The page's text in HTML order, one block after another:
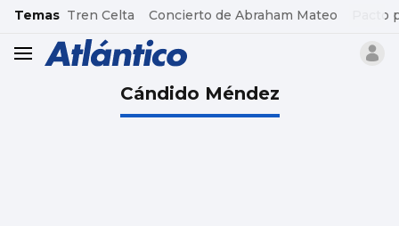
common.go-to-content
Temas Tren Celta Concierto de Abraham Mateo Pacto
header.menu.open
Cándido Méndez